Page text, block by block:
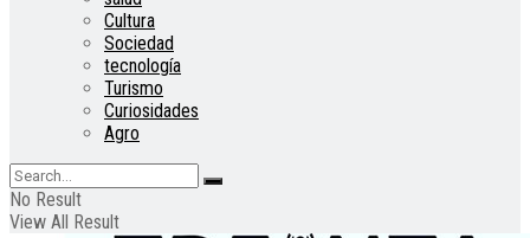
Cultura
Sociedad
tecnología
Turismo
Curiosidades
Agro
No Result
View All Result